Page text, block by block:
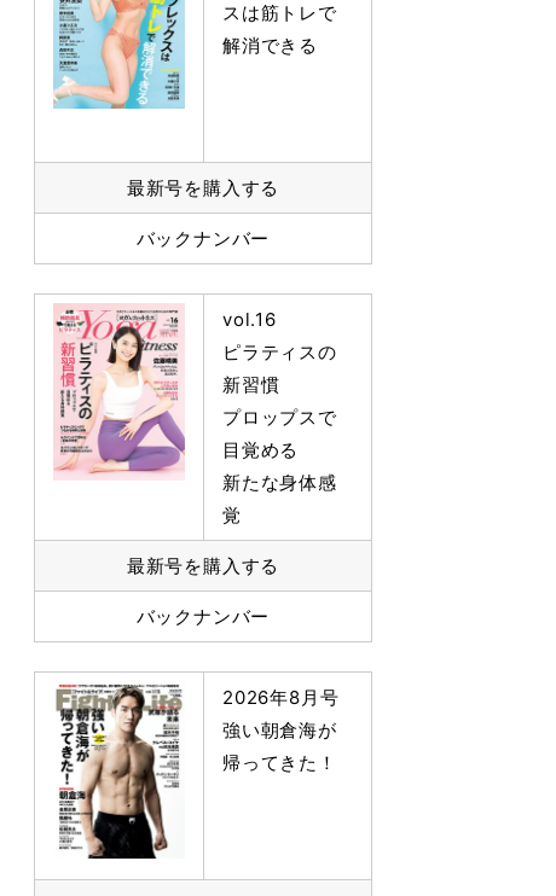
スは筋トレで
解消できる
最新号を購入する
バックナンバー
vol.16
ピラティスの
新習慣
プロップスで
目覚める
新たな身体感
覚
最新号を購入する
バックナンバー
2026年8月号
強い朝倉海が
帰ってきた！